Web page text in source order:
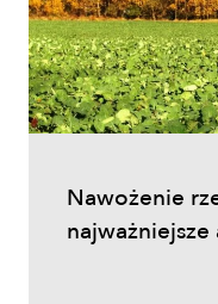
Uprawy polowe
Łokaś garbatek
szkodnika i
Nawożenie
najważniejsze